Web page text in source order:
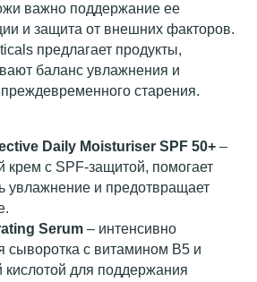
важно поддержание ее
и защита от внешних факторов.
предлагает продукты,
баланс увлажнения и
старения.
Daily Moisturiser SPF 50+ –
с SPF-защитой, помогает
увлажнение и предотвращает
Serum – интенсивно
с витамином B5 и
кислотой для поддержания